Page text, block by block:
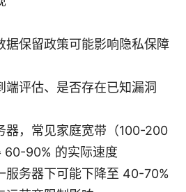
据保留政策可能影响隐私保障
端评估、是否存在已知漏洞
器，常见家庭宽带（100-200
60-90% 的实际速度
服务器下可能下降至 40-70%